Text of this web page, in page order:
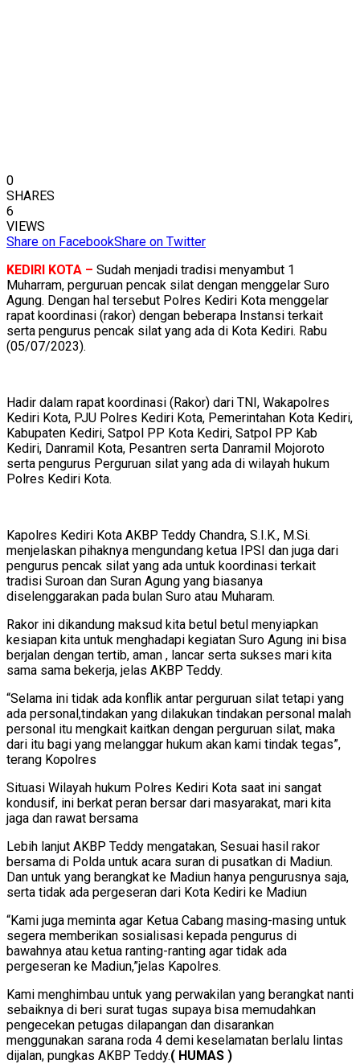
0
SHARES
6
VIEWS
Share on FacebookShare on Twitter
KEDIRI KOTA – Sudah menjadi tradisi menyambut 1
Muharram, perguruan pencak silat dengan menggelar Suro
Agung. Dengan hal tersebut Polres Kediri Kota menggelar
rapat koordinasi (rakor) dengan beberapa Instansi terkait
serta pengurus pencak silat yang ada di Kota Kediri. Rabu
(05/07/2023).
Hadir dalam rapat koordinasi (Rakor) dari TNI, Wakapolres
Kediri Kota, PJU Polres Kediri Kota, Pemerintahan Kota Kediri,
Kabupaten Kediri, Satpol PP Kota Kediri, Satpol PP Kab
Kediri, Danramil Kota, Pesantren serta Danramil Mojoroto
serta pengurus Perguruan silat yang ada di wilayah hukum
Polres Kediri Kota.
Kapolres Kediri Kota AKBP Teddy Chandra, S.I.K., M.Si.
menjelaskan pihaknya mengundang ketua IPSI dan juga dari
pengurus pencak silat yang ada untuk koordinasi terkait
tradisi Suroan dan Suran Agung yang biasanya
diselenggarakan pada bulan Suro atau Muharam.
Rakor ini dikandung maksud kita betul betul menyiapkan
kesiapan kita untuk menghadapi kegiatan Suro Agung ini bisa
berjalan dengan tertib, aman , lancar serta sukses mari kita
sama sama bekerja, jelas AKBP Teddy.
“Selama ini tidak ada konflik antar perguruan silat tetapi yang
ada personal,tindakan yang dilakukan tindakan personal malah
personal itu mengkait kaitkan dengan perguruan silat, maka
dari itu bagi yang melanggar hukum akan kami tindak tegas”,
terang Kopolres
Situasi Wilayah hukum Polres Kediri Kota saat ini sangat
kondusif, ini berkat peran bersar dari masyarakat, mari kita
jaga dan rawat bersama
Lebih lanjut AKBP Teddy mengatakan, Sesuai hasil rakor
bersama di Polda untuk acara suran di pusatkan di Madiun.
Dan untuk yang berangkat ke Madiun hanya pengurusnya saja,
serta tidak ada pergeseran dari Kota Kediri ke Madiun
“Kami juga meminta agar Ketua Cabang masing-masing untuk
segera memberikan sosialisasi kepada pengurus di
bawahnya atau ketua ranting-ranting agar tidak ada
pergeseran ke Madiun,”jelas Kapolres.
Kami menghimbau untuk yang perwakilan yang berangkat nanti
sebaiknya di beri surat tugas supaya bisa memudahkan
pengecekan petugas dilapangan dan disarankan
menggunakan sarana roda 4 demi keselamatan berlalu lintas
dijalan, pungkas AKBP Teddy.( HUMAS )